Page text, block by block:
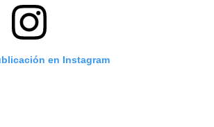
en Instagram